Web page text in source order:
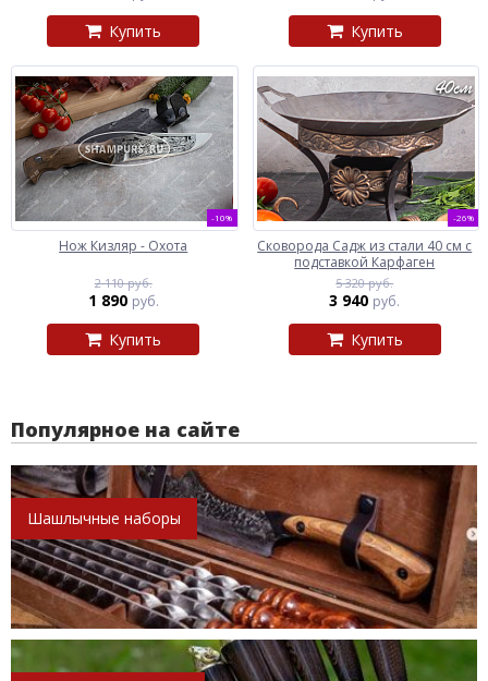
Купить Купить
-10%
Нож Кизляр - Охота
2 110 руб.
1 890 руб.
Купить
-26%
Сковорода Садж из стали 40 см с
подставкой Карфаген
5 320 руб.
3 940 руб.
Купить
Популярное на сайте
Шашлычные наборы